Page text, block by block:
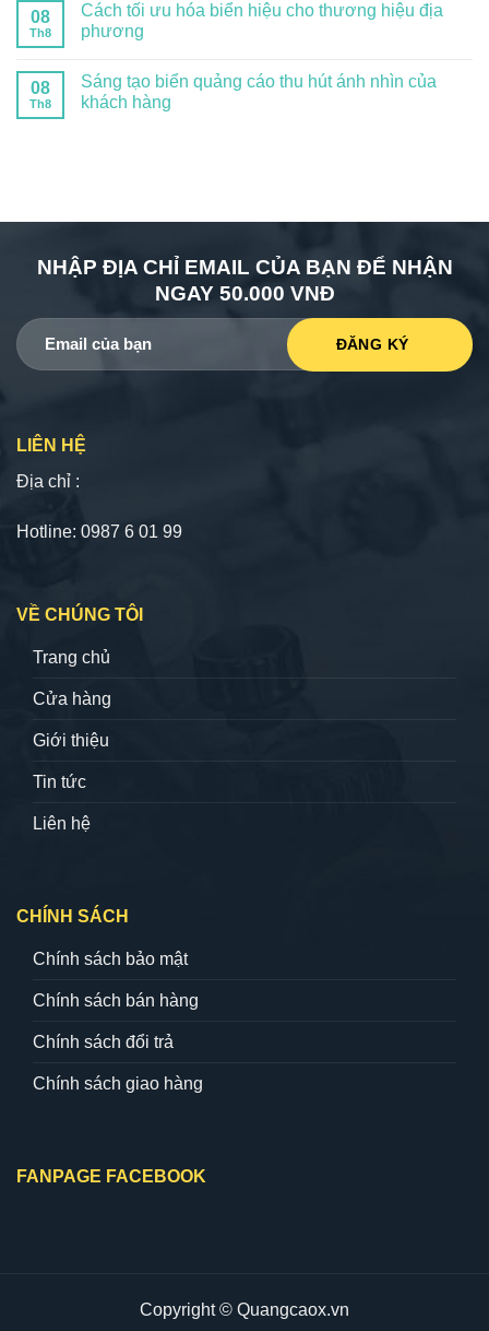
08
Th8
Cách tối ưu hóa biển hiệu cho thương hiệu địa
phương
08
Th8
Sáng tạo biển quảng cáo thu hút ánh nhìn của
khách hàng
NHẬP ĐỊA CHỈ EMAIL CỦA BẠN ĐỂ NHẬN
NGAY 50.000 VNĐ
LIÊN HỆ
Địa chỉ :
Hotline: 0987 6 01 99
VỀ CHÚNG TÔI
Trang chủ
Cửa hàng
Giới thiệu
Tin tức
Liên hệ
CHÍNH SÁCH
Chính sách bảo mật
Chính sách bán hàng
Chính sách đổi trả
Chính sách giao hàng
FANPAGE FACEBOOK
Copyright © Quangcaox.vn